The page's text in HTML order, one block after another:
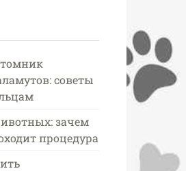
советы
зачем
процедура